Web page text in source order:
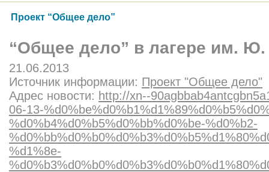
Проект “Общее дело”
“Общее дело” в лагере им. Ю.
21.06.2013
Источник информации: Проект "Общее дело"
Адрес новости: http://xn--
06-13-
%d0%b4%d0%b5%d0%bb%d0%be-%d0%b2-
%d1%8e-